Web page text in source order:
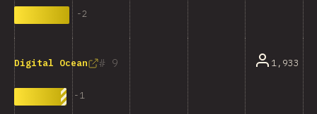
-2
9
Digital Ocean
-1
1,933